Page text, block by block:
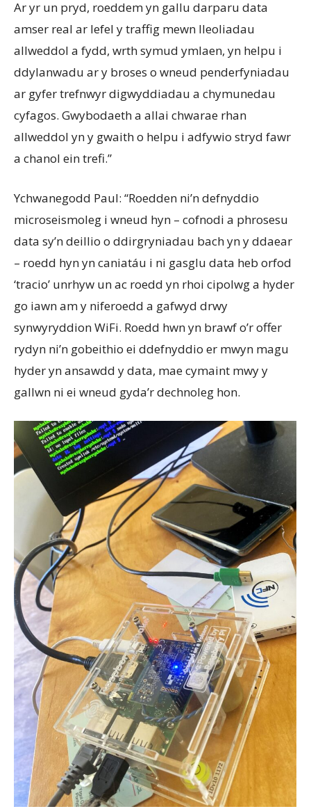
Ar yr un pryd, roeddem yn gallu darparu data
amser real ar lefel y traffig mewn lleoliadau
allweddol a fydd, wrth symud ymlaen, yn helpu i
ddylanwadu ar y broses o wneud penderfyniadau
ar gyfer trefnwyr digwyddiadau a chymunedau
cyfagos. Gwybodaeth a allai chwarae rhan
allweddol yn y gwaith o helpu i adfywio stryd fawr
a chanol ein trefi.”
Ychwanegodd Paul: “Roedden ni’n defnyddio
microseismoleg i wneud hyn – cofnodi a phrosesu
data sy’n deillio o ddirgryniadau bach yn y ddaear
– roedd hyn yn caniatáu i ni gasglu data heb orfod
‘tracio’ unrhyw un ac roedd yn rhoi cipolwg a hyder
go iawn am y niferoedd a gafwyd drwy
synwyryddion WiFi. Roedd hwn yn brawf o’r offer
rydyn ni’n gobeithio ei ddefnyddio er mwyn magu
hyder yn ansawdd y data, mae cymaint mwy y
gallwn ni ei wneud gyda’r dechnoleg hon.